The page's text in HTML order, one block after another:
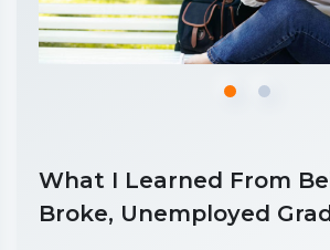
What I Learned From
Broke, Unemployed